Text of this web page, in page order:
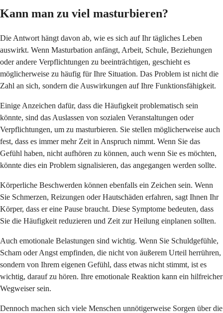
Kann man zu viel masturbieren?
Die Antwort hängt davon ab, wie es sich auf Ihr tägliches Leben
auswirkt. Wenn Masturbation anfängt, Arbeit, Schule, Beziehungen
oder andere Verpflichtungen zu beeinträchtigen, geschieht es
möglicherweise zu häufig für Ihre Situation. Das Problem ist nicht die
Zahl an sich, sondern die Auswirkungen auf Ihre Funktionsfähigkeit.
Einige Anzeichen dafür, dass die Häufigkeit problematisch sein
könnte, sind das Auslassen von sozialen Veranstaltungen oder
Verpflichtungen, um zu masturbieren. Sie stellen möglicherweise auch
fest, dass es immer mehr Zeit in Anspruch nimmt. Wenn Sie das
Gefühl haben, nicht aufhören zu können, auch wenn Sie es möchten,
könnte dies ein Problem signalisieren, das angegangen werden sollte.
Körperliche Beschwerden können ebenfalls ein Zeichen sein. Wenn
Sie Schmerzen, Reizungen oder Hautschäden erfahren, sagt Ihnen Ihr
Körper, dass er eine Pause braucht. Diese Symptome bedeuten, dass
Sie die Häufigkeit reduzieren und Zeit zur Heilung einplanen sollten.
Auch emotionale Belastungen sind wichtig. Wenn Sie Schuldgefühle,
Scham oder Angst empfinden, die nicht von äußerem Urteil herrühren,
sondern von Ihrem eigenen Gefühl, dass etwas nicht stimmt, ist es
wichtig, darauf zu hören. Ihre emotionale Reaktion kann ein hilfreicher
Wegweiser sein.
Dennoch machen sich viele Menschen unnötigerweise Sorgen über die